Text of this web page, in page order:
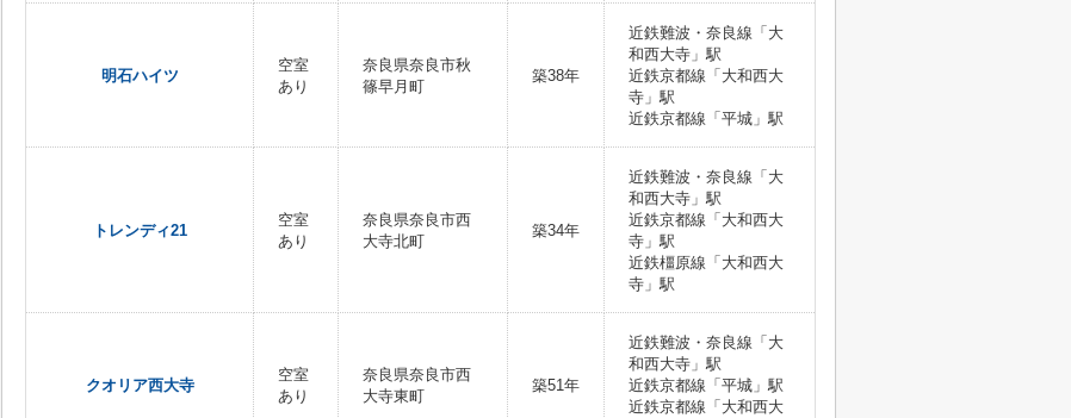
明石ハイツ
空室
あり
奈良県奈良市秋
篠早月町
築38年
近鉄難波・奈良線「大
和西大寺」駅
近鉄京都線「大和西大
寺」駅
近鉄京都線「平城」駅
トレンディ21
空室
あり
奈良県奈良市西
大寺北町
築34年
近鉄難波・奈良線「大
和西大寺」駅
近鉄京都線「大和西大
寺」駅
近鉄橿原線「大和西大
寺」駅
クオリア西大寺
空室
あり
奈良県奈良市西
大寺東町
築51年
近鉄難波・奈良線「大
和西大寺」駅
近鉄京都線「平城」駅
近鉄京都線「大和西大